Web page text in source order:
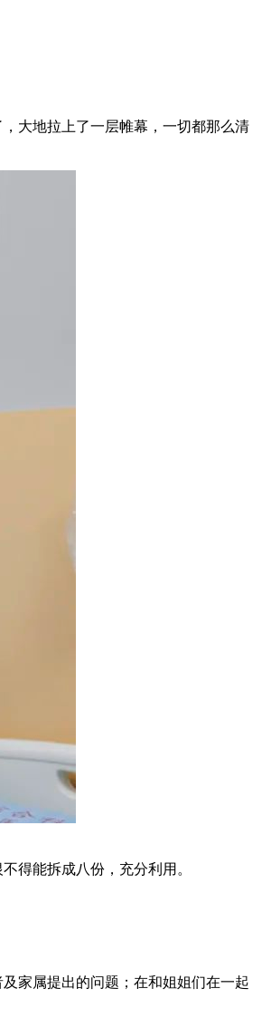
大地拉上了一层帷幕，一切都那么清
得能拆成八份，充分利用。
家属提出的问题；在和姐姐们在一起